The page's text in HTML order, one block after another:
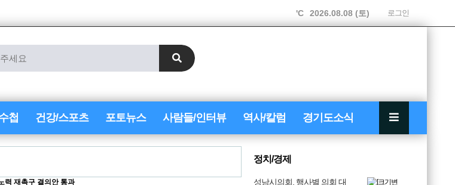
'C 2026.08.08 (토) 로그인
첩 건강/스포츠 포토뉴스 사람들/인터뷰 역사/칼럼 경기도소식
력 재촉구 결의안 통과
정치/경제
성남시의회, 행사별 의회 대